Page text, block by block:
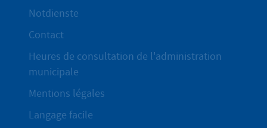
Notdienste
Contact
Heures de consultation de l'administration
municipale
Mentions légales
Langage facile